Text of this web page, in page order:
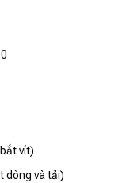
vít)
dòng và tải)